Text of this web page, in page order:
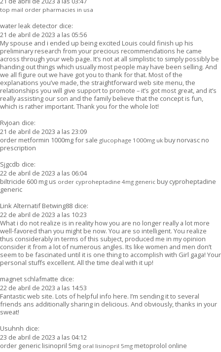
top mail order pharmacies in usa
water leak detector dice:
21 de abril de 2023 a las 05:56
My spouse and i ended up being excited Louis could finish up his
preliminary research from your precious recommendations he came
across through your web page. It’s not at all simplistic to simply possibly be
handing out things which usually most people may have been selling. And
we all figure out we have got you to thank for that. Most of the
explanations you’ve made, the straightforward web site menu, the
relationships you will give support to promote – it’s got most great, and it’s
really assisting our son and the family believe that the concept is fun,
which is rather important. Thank you for the whole lot!
Rvjoan dice:
21 de abril de 2023 a las 23:09
order metformin 1000mg for sale glucophage 1000mg uk buy norvasc no
prescription
Sjgcdb dice:
22 de abril de 2023 a las 06:04
biltricide 600 mg us order cyproheptadine 4mg generic buy cyproheptadine
generic
Link Alternatif Betwing88 dice:
22 de abril de 2023 a las 10:23
What i do not realize is in reality how you are no longer really a lot more
well-favored than you might be now. You are so intelligent. You realize
thus considerably in terms of this subject, produced me in my opinion
consider it from a lot of numerous angles. Its like women and men don’t
seem to be fascinated until it is one thing to accomplish with Girl gaga! Your
personal stuffs excellent. All the time deal with it up!
magnet schlafmatte dice:
22 de abril de 2023 a las 14:53
Fantastic web site. Lots of helpful info here. I’m sending it to several
friends ans additionally sharing in delicious. And obviously, thanks in your
sweat!
Usuhnh dice:
23 de abril de 2023 a las 04:12
order generic lisinopril 5mg oral lisinopril 5mg metoprolol online